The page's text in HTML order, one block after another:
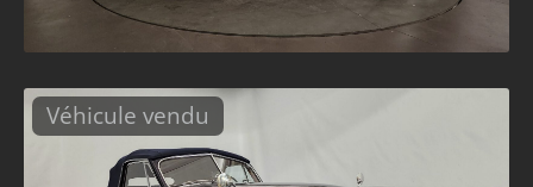
Véhicule vendu